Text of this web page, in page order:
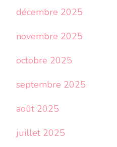
décembre 2025
novembre 2025
octobre 2025
septembre 2025
août 2025
juillet 2025